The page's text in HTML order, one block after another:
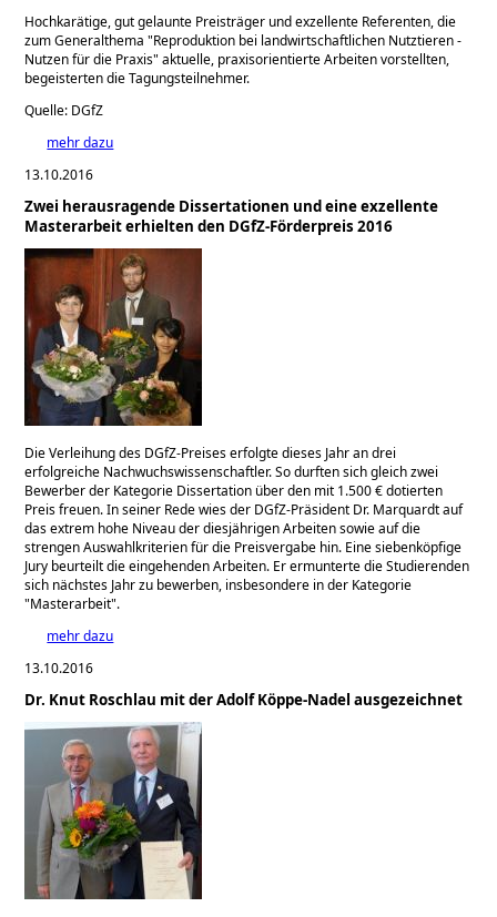
Hochkarätige, gut gelaunte Preisträger und exzellente Referenten, die
zum Generalthema Reproduktion bei landwirtschaftlichen Nutztieren ­-
Nutzen für die Praxis aktuelle, praxisorientierte Arbeiten vorstellten,
begeisterten die Tagungsteilnehmer.
Quelle: DGfZ
mehr dazu
13.10.2016
Zwei herausragende Dissertationen und eine exzellente
Masterarbeit erhielten den DGfZ-Förderpreis 2016
Die Verleihung des DGfZ-Preises erfolgte dieses Jahr an drei
erfolgreiche Nachwuchswissenschaftler. So durften sich gleich zwei
Bewerber der Kategorie Dissertation über den mit 1.500 € dotierten
Preis freuen. In seiner Rede wies der DGfZ-Präsident Dr. Marquardt auf
das extrem hohe Niveau der diesjährigen Arbeiten sowie auf die
strengen Auswahlkriterien für die Preisvergabe hin. Eine siebenköpfige
Jury beurteilt die eingehenden Arbeiten. Er ermunterte die Studierenden
sich nächstes Jahr zu bewerben, insbesondere in der Kategorie
Masterarbeit .
mehr dazu
13.10.2016
Dr. Knut Roschlau mit der Adolf Köppe-Nadel ausgezeichnet